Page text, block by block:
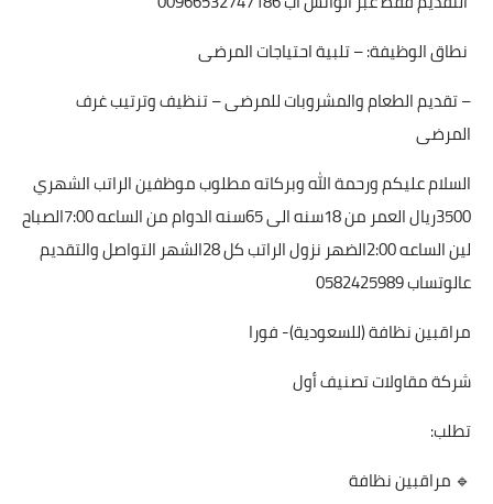
نطاق الوظيفة: – تلبية احتياجات المرضى
– تقديم الطعام والمشروبات للمرضى – تنظيف وترتيب غرف
المرضى
السلام عليكم ورحمة الله وبركاته مطلوب موظفين الراتب الشهري
3500ريال العمر من 18سنه الى 65سنه الدوام من الساعه 7:00الصباح
لين الساعه 2:00الضهر نزول الراتب كل 28الشهر التواصل والتقديم
عالوتساب 0582425989
مراقبين نظافة (للسعودية)- فورا
شركة مقاولات تصنيف أول
تطلب:
🔹 مراقبين نظافة